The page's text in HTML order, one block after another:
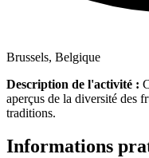
Brussels, Belgique
Description de l'activité :
aperçus de la diversité des
traditions.
Informations